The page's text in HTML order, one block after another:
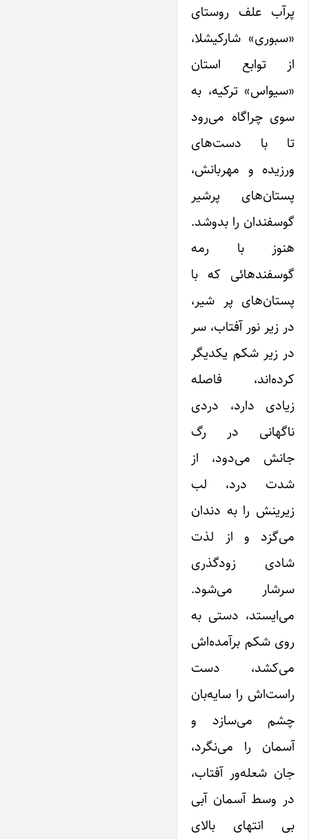
پرآب علف روستای
«سبوری» شارکیشلا،
از توابع استان
«سیواس» ترکیه، به
سوی چراگاه می‌رود
تا با دست‌های
ورزیده و مهربانش،
پستان‌های پرشیر
گوسفندان را بدوشد.
هنوز با رمه
گوسفندهائی که با
پستان‌های پر شیر،
در زیر نور آفتاب، سر
در زیر شکم یکدیگر
کرده‌اند، فاصله
زیادی دارد، دردی
ناگهانی در رگ
جانش می‌دود، از
شدت درد، لب
زیرینش را به دندان
می‌گزد و از لذت
شادی زودگذری
سرشار می‌شود.
می‌ایستد، دستی به
روی شکم برآمده‌اش
می‌کشد، دست
راست‌اش را سایه‌بان
چشم می‌سازد و
آسمان را می‌نگرد،
جان شعله‌ور آفتاب،
در وسط آسمان آبی
بی انتهای بالای